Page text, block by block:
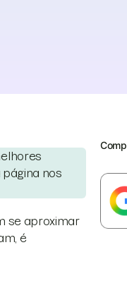
nos
se aproximar
é